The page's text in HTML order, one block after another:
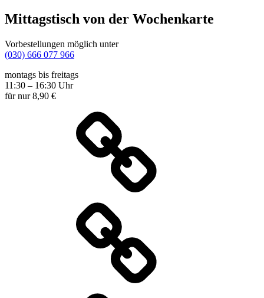
Mittagstisch von der Wochenkarte
Vorbestellungen möglich unter
(030) 666 077 966
montags bis freitags
11:30 – 16:30 Uhr
für nur 8,90 €